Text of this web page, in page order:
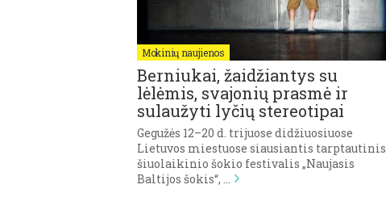
Mokinių naujienos
Berniukai, žaidžiantys su
lėlėmis, svajonių prasmė ir
sulaužyti lyčių stereotipai
Gegužės 12–20 d. trijuose didžiuosiuose
Lietuvos miestuose siausiantis tarptautinis
šiuolaikinio šokio festivalis „Naujasis
Baltijos šokis“, …